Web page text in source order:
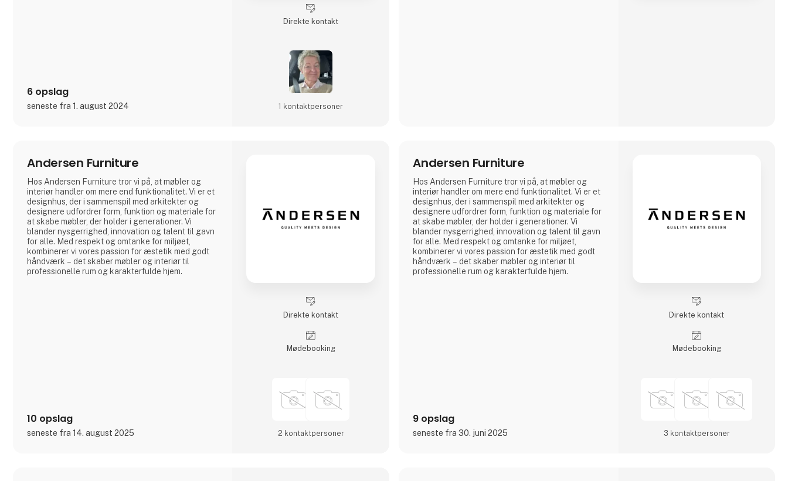
6 opslag
seneste fra 1. august 2024
Direkte kontakt
1 kontakt­personer
Andersen Furniture
Hos Andersen Furniture tror vi på, at møbler og
interiør handler om mere end funktionalitet. Vi er et
designhus, der i sammenspil med arkitekter og
designere udfordrer form, funktion og materiale for
at skabe møbler, der holder i generationer. Vi
blander nysgerrighed, innovation og talent til gavn
for alle. Med respekt og omtanke for miljøet,
kombinerer vi vores passion for æstetik med godt
håndværk – det skaber møbler og interiør til
professionelle rum og karakterfulde hjem.
10 opslag
seneste fra 14. august 2025
Direkte kontakt
Møde­booking
2 kontakt­personer
Andersen Furniture
Hos Andersen Furniture tror vi på, at møbler og
interiør handler om mere end funktionalitet. Vi er et
designhus, der i sammenspil med arkitekter og
designere udfordrer form, funktion og materiale for
at skabe møbler, der holder i generationer. Vi
blander nysgerrighed, innovation og talent til gavn
for alle. Med respekt og omtanke for miljøet,
kombinerer vi vores passion for æstetik med godt
håndværk – det skaber møbler og interiør til
professionelle rum og karakterfulde hjem.
9 opslag
seneste fra 30. juni 2025
Direkte kontakt
Møde­booking
3 kontakt­personer